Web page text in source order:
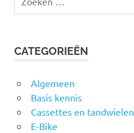
naar:
CATEGORIEËN
Algemeen
Basis kennis
Cassettes en tandwielen
E-Bike